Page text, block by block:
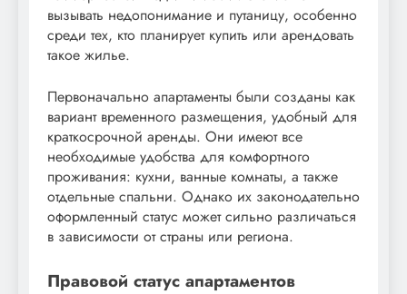
вызывать недопонимание и путаницу, особенно
среди тех, кто планирует купить или арендовать
такое жилье.
Первоначально апартаменты были созданы как
вариант временного размещения, удобный для
краткосрочной аренды. Они имеют все
необходимые удобства для комфортного
проживания: кухни, ванные комнаты, а также
отдельные спальни. Однако их законодательно
оформленный статус может сильно различаться
в зависимости от страны или региона.
Правовой статус апартаментов